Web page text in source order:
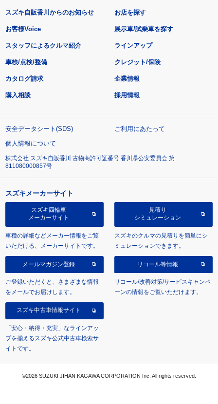
スズキ自販香川からのお知らせ
お客様Voice
スタッフによるクルマ紹介
お店を探す
展示車/試乗車を探す
ラインアップ
車検/点検/整備 クレジット/保険
カタログ請求
購入相談
企業情報
採用情報
安全データシート(SDS)
ご利用にあたって
個人情報について
株式会社 スズキ自販香川 古物商許可証番号 香川県公安委員会 第
811080000857号
スズキメーカーサイト
スズキ四輪車
メーカーサイト
車種の詳細などメーカー情報をご覧
いただける、メーカーサイトです。
見積り
シミュレーション
スズキのクルマの見積りを簡単にシ
ミュレーションできます。
メールマガジン登録
ご登録いただくと、さまざまな情報
をメールでお届けします。
リコール等情報
リコール/改善対策/サービスキャンペ
ーンの情報をご覧いただけます。
スズキ中古車情報サイト
「安心・納得・充実」なラインアッ
プを揃えるスズキ公式中古車検索サ
イトです。
©2026 SUZUKI JIHAN KAGAWA CORPORATION Inc. All rights reserved.